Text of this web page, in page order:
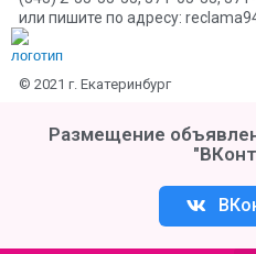
или пишите по адресу:
© 2021 г. Екатеринбург
Размещение